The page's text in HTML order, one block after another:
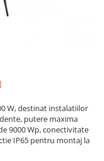
W, destinat instalatiilor
putere maxima
9000 Wp, conectivitate
IP65 pentru montaj la